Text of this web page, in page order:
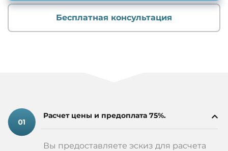
Бесплатная консультация
Расчет цены и предоплата 75%.
Вы предоставляете эскиз для расчета